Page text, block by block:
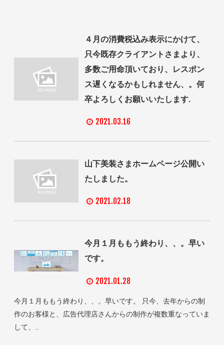
４月の消費税込み表示にかけて、
只今既存クライアントさまより、
多数ご用命頂いており、レスポン
ス遅くなるかもしれません、。何
卒よろしくお願いいたします.
2021.03.16
山下美装さまホームページ公開い
たしました。
2021.02.18
今月１月ももう終わり、、。早い
です。
2021.01.28
今月１月ももう終わり、、。早いです。 只今、去年からの制
作のお客様と、広告代理店さんからの制作が複数重なっていま
して、..